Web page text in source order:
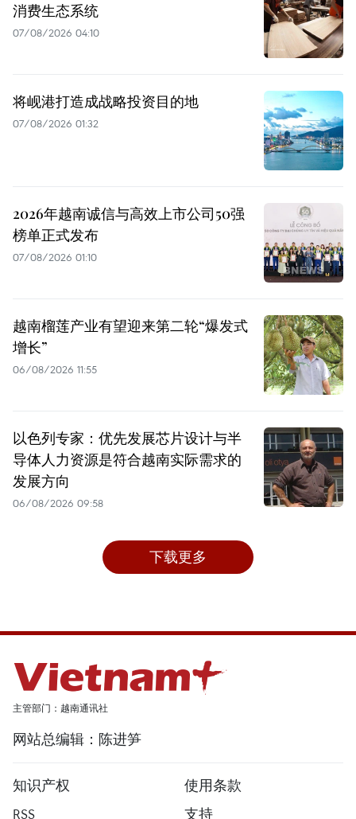
消费生态系统
07/08/2026 04:10
将岘港打造成战略投资目的地
07/08/2026 01:32
2026年越南诚信与高效上市公司50强
榜单正式发布
07/08/2026 01:10
越南榴莲产业有望迎来第二轮“爆发式
增长”
06/08/2026 11:55
以色列专家：优先发展芯片设计与半
导体人力资源是符合越南实际需求的
发展方向
06/08/2026 09:58
下载更多
主管部门：越南通讯社
网站总编辑：陈进笋
知识产权
使用条款
RSS
支持